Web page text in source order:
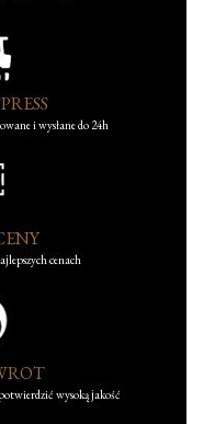
i wysłane do 24h
cenach
wysoką jakość